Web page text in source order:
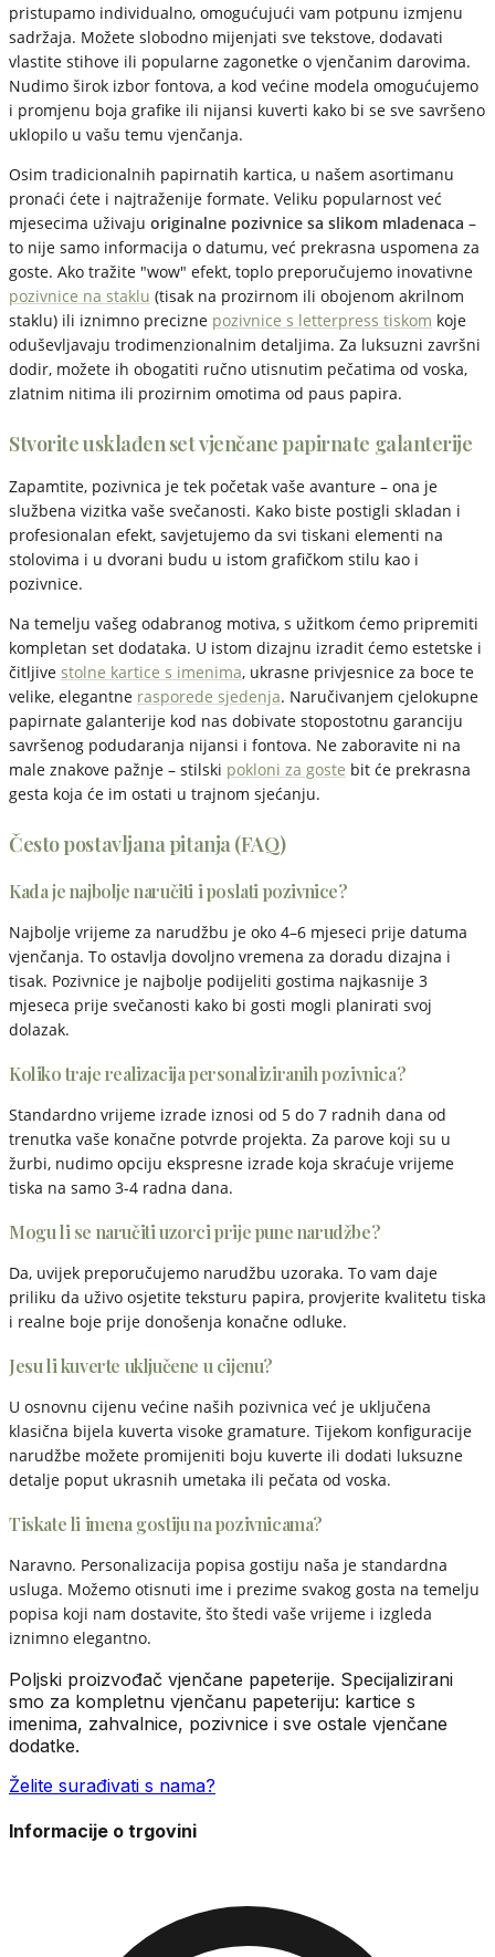
pristupamo individualno, omogućujući vam potpunu izmjenu
sadržaja. Možete slobodno mijenjati sve tekstove, dodavati
vlastite stihove ili popularne zagonetke o vjenčanim darovima.
Nudimo širok izbor fontova, a kod većine modela omogućujemo
i promjenu boja grafike ili nijansi kuverti kako bi se sve savršeno
uklopilo u vašu temu vjenčanja.
Osim tradicionalnih papirnatih kartica, u našem asortimanu
pronaći ćete i najtraženije formate. Veliku popularnost već
mjesecima uživaju originalne pozivnice sa slikom mladenaca –
to nije samo informacija o datumu, već prekrasna uspomena za
goste. Ako tražite "wow" efekt, toplo preporučujemo inovativne
pozivnice na staklu (tisak na prozirnom ili obojenom akrilnom
staklu) ili iznimno precizne pozivnice s letterpress tiskom koje
oduševljavaju trodimenzionalnim detaljima. Za luksuzni završni
dodir, možete ih obogatiti ručno utisnutim pečatima od voska,
zlatnim nitima ili prozirnim omotima od paus papira.
Stvorite usklađen set vjenčane papirnate galanterije
Zapamtite, pozivnica je tek početak vaše avanture – ona je
službena vizitka vaše svečanosti. Kako biste postigli skladan i
profesionalan efekt, savjetujemo da svi tiskani elementi na
stolovima i u dvorani budu u istom grafičkom stilu kao i
pozivnice.
Na temelju vašeg odabranog motiva, s užitkom ćemo pripremiti
kompletan set dodataka. U istom dizajnu izradit ćemo estetske i
čitljive stolne kartice s imenima, ukrasne privjesnice za boce te
velike, elegantne rasporede sjedenja. Naručivanjem cjelokupne
papirnate galanterije kod nas dobivate stopostotnu garanciju
savršenog podudaranja nijansi i fontova. Ne zaboravite ni na
male znakove pažnje – stilski pokloni za goste bit će prekrasna
gesta koja će im ostati u trajnom sjećanju.
Često postavljana pitanja (FAQ)
Kada je najbolje naručiti i poslati pozivnice?
Najbolje vrijeme za narudžbu je oko 4–6 mjeseci prije datuma
vjenčanja. To ostavlja dovoljno vremena za doradu dizajna i
tisak. Pozivnice je najbolje podijeliti gostima najkasnije 3
mjeseca prije svečanosti kako bi gosti mogli planirati svoj
dolazak.
Koliko traje realizacija personaliziranih pozivnica?
Standardno vrijeme izrade iznosi od 5 do 7 radnih dana od
trenutka vaše konačne potvrde projekta. Za parove koji su u
žurbi, nudimo opciju ekspresne izrade koja skraćuje vrijeme
tiska na samo 3-4 radna dana.
Mogu li se naručiti uzorci prije pune narudžbe?
Da, uvijek preporučujemo narudžbu uzoraka. To vam daje
priliku da uživo osjetite teksturu papira, provjerite kvalitetu tiska
i realne boje prije donošenja konačne odluke.
Jesu li kuverte uključene u cijenu?
U osnovnu cijenu većine naših pozivnica već je uključena
klasična bijela kuverta visoke gramature. Tijekom konfiguracije
narudžbe možete promijeniti boju kuverte ili dodati luksuzne
detalje poput ukrasnih umetaka ili pečata od voska.
Tiskate li imena gostiju na pozivnicama?
Naravno. Personalizacija popisa gostiju naša je standardna
usluga. Možemo otisnuti ime i prezime svakog gosta na temelju
popisa koji nam dostavite, što štedi vaše vrijeme i izgleda
iznimno elegantno.
Poljski proizvođač vjenčane papeterije. Specijalizirani
smo za kompletnu vjenčanu papeteriju: kartice s
imenima, zahvalnice, pozivnice i sve ostale vjenčane
dodatke.
Želite surađivati s nama?
Informacije o trgovini